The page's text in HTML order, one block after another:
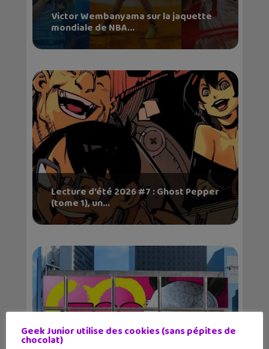
Victor Wembanyama sur la jaquette
mondiale de NBA...
Lecture d’été 2026 #7 : Ghost Pepper
(tome 1), un...
Geek Junior utilise des cookies (sans pépites de
chocolat)